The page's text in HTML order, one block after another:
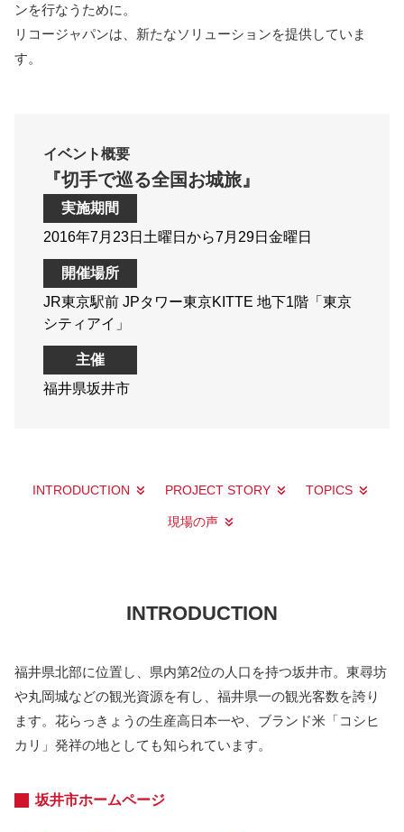
ンを行なうために。
リコージャパンは、新たなソリューションを提供していま
す。
イベント概要
『切手で巡る全国お城旅』
実施期間
2016年7月23日土曜日から7月29日金曜日
開催場所
JR東京駅前 JPタワー東京KITTE 地下1階「東京
シティアイ」
主催
福井県坂井市
INTRODUCTION PROJECT STORY TOPICS
現場の声
INTRODUCTION
福井県北部に位置し、県内第2位の人口を持つ坂井市。東尋坊
や丸岡城などの観光資源を有し、福井県一の観光客数を誇り
ます。花らっきょうの生産高日本一や、ブランド米「コシヒ
カリ」発祥の地としても知られています。
坂井市ホームページ